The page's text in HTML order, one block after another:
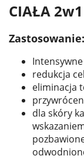
CIAŁA 2w1
Zastosowanie:
redukcja
eliminacja
dla skóry